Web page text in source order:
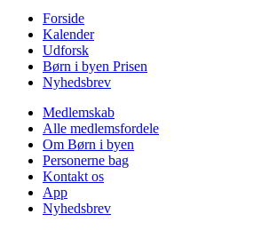
Forside
Kalender
Udforsk
Børn i byen Prisen
Nyhedsbrev
Medlemskab
Alle medlemsfordele
Om Børn i byen
Personerne bag
Kontakt os
App
Nyhedsbrev